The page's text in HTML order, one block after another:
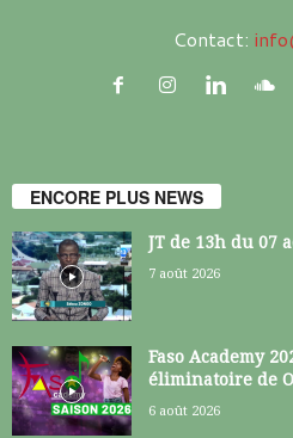
Contact:
ENCORE PLUS NEWS
JT de 13h du 07
7 août 2026
Faso Academy
éliminatoire de
6 août 2026